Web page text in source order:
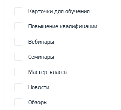
Карточки для обучения
Повышение квалификации
Вебинары
Семинары
Мастер-классы
Новости
Обзоры